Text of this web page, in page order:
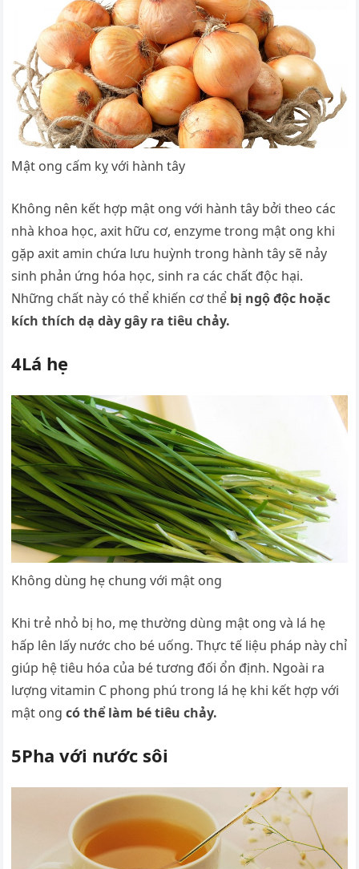
Mật ong cấm kỵ với hành tây
Không nên kết hợp mật ong với hành tây bởi theo các
nhà khoa học, axit hữu cơ, enzyme trong mật ong khi
gặp axit amin chứa lưu huỳnh trong hành tây sẽ nảy
sinh phản ứng hóa học, sinh ra các chất độc hại.
Những chất này có thể khiến cơ thể bị ngộ độc hoặc
kích thích dạ dày gây ra tiêu chảy.
4Lá hẹ
Không dùng hẹ chung với mật ong
Khi trẻ nhỏ bị ho, mẹ thường dùng mật ong và lá hẹ
hấp lên lấy nước cho bé uống. Thực tế liệu pháp này chỉ
giúp hệ tiêu hóa của bé tương đối ổn định. Ngoài ra
lượng vitamin C phong phú trong lá hẹ khi kết hợp với
mật ongcó thể làm bé tiêu chảy.
5Pha với nước sôi